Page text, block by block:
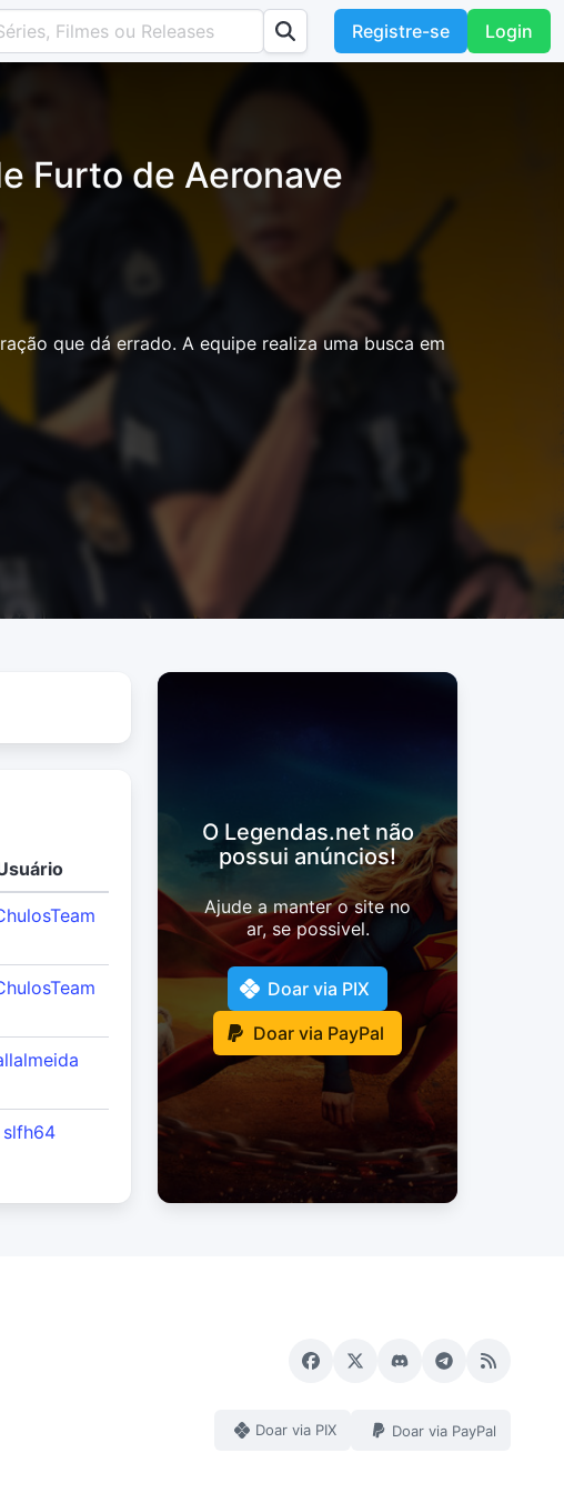
Registre-se Login
Furto de Aeronave
que dá errado. A equipe realiza uma busca em
slfh64
O Legendas.net não
possui anúncios!
Ajude a manter o site no
ar, se possivel.
Doar via PIX
Doar via PayPal
Doar via PIX Doar via PayPal